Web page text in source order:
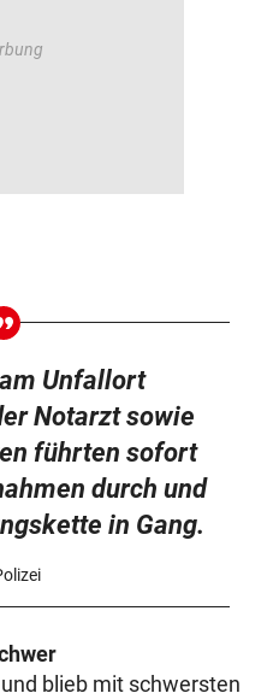
Unfallort
Notarzt sowie
führten sofort
durch und
in Gang.
blieb mit schwersten